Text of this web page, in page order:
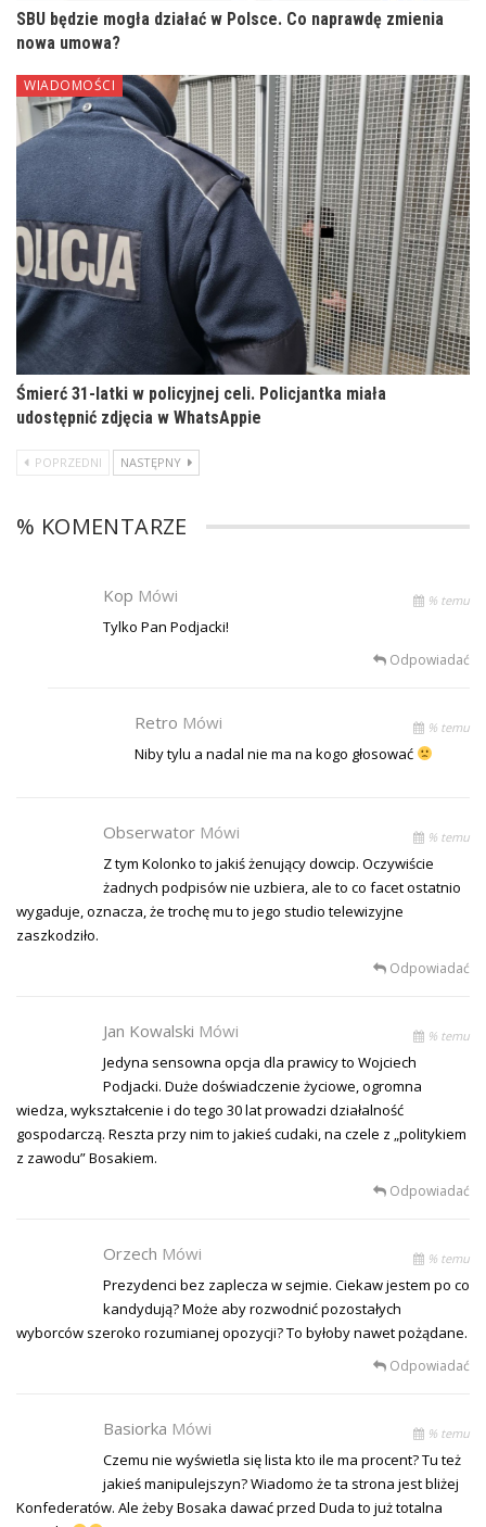
SBU będzie mogła działać w Polsce. Co naprawdę zmienia
nowa umowa?
WIADOMOŚCI
Śmierć 31-latki w policyjnej celi. Policjantka miała
udostępnić zdjęcia w WhatsAppie
POPRZEDNI NASTĘPNY
% KOMENTARZE
Kop Mówi % temu
Tylko Pan Podjacki!
Odpowiadać
Retro Mówi % temu
Niby tylu a nadal nie ma na kogo głosować
Obserwator Mówi % temu
Z tym Kolonko to jakiś żenujący dowcip. Oczywiście
żadnych podpisów nie uzbiera, ale to co facet ostatnio
wygaduje, oznacza, że trochę mu to jego studio telewizyjne
zaszkodziło.
Odpowiadać
Jan Kowalski Mówi % temu
Jedyna sensowna opcja dla prawicy to Wojciech
Podjacki. Duże doświadczenie życiowe, ogromna
wiedza, wykształcenie i do tego 30 lat prowadzi działalność
gospodarczą. Reszta przy nim to jakieś cudaki, na czele z „politykiem
z zawodu” Bosakiem.
Odpowiadać
Orzech Mówi % temu
Prezydenci bez zaplecza w sejmie. Ciekaw jestem po co
kandydują? Może aby rozwodnić pozostałych
wyborców szeroko rozumianej opozycji? To byłoby nawet pożądane.
Odpowiadać
Basiorka Mówi % temu
Czemu nie wyświetla się lista kto ile ma procent? Tu też
jakieś manipulejszyn? Wiadomo że ta strona jest bliżej
Konfederatów. Ale żeby Bosaka dawać przed Duda to już totalna